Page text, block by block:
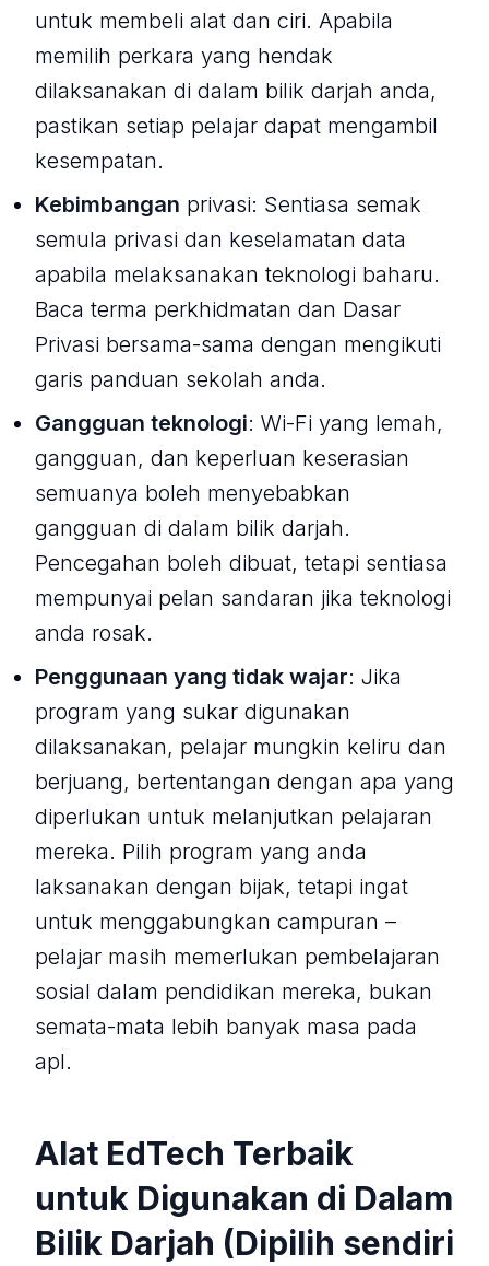
untuk membeli alat dan ciri. Apabila
memilih perkara yang hendak
dilaksanakan di dalam bilik darjah anda,
pastikan setiap pelajar dapat mengambil
kesempatan.
Kebimbangan privasi: Sentiasa semak
semula privasi dan keselamatan data
apabila melaksanakan teknologi baharu.
Baca terma perkhidmatan dan Dasar
Privasi bersama-sama dengan mengikuti
garis panduan sekolah anda.
Gangguan teknologi: Wi-Fi yang lemah,
gangguan, dan keperluan keserasian
semuanya boleh menyebabkan
gangguan di dalam bilik darjah.
Pencegahan boleh dibuat, tetapi sentiasa
mempunyai pelan sandaran jika teknologi
anda rosak.
Penggunaan yang tidak wajar: Jika
program yang sukar digunakan
dilaksanakan, pelajar mungkin keliru dan
berjuang, bertentangan dengan apa yang
diperlukan untuk melanjutkan pelajaran
mereka. Pilih program yang anda
laksanakan dengan bijak, tetapi ingat
untuk menggabungkan campuran –
pelajar masih memerlukan pembelajaran
sosial dalam pendidikan mereka, bukan
semata-mata lebih banyak masa pada
apl.
Alat EdTech Terbaik
untuk Digunakan di Dalam
Bilik Darjah (Dipilih sendiri